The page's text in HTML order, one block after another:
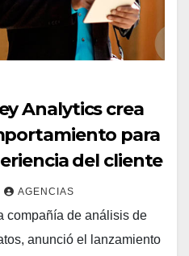
Analytics crea
para
del cliente
AGENCIAS
compañía de análisis de
anunció el lanzamiento